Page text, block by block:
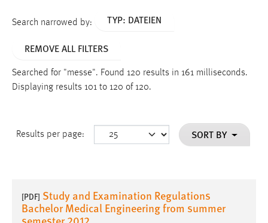
Search narrowed by: TYP: DATEIEN
REMOVE ALL FILTERS
Searched for "messe". Found 120 results in 161 milliseconds.
Displaying results 101 to 120 of 120.
Results per page: SORT BY
[PDF] Study and Examination Regulations
Bachelor Medical Engineering from summer